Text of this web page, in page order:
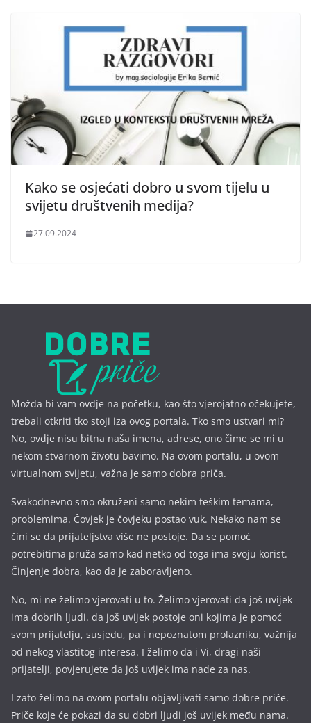
Kako se osjećati dobro u svom tijelu u
svijetu društvenih medija?
27.09.2024
Možda bi vam ovdje na početku, kao što vjerojatno očekujete,
trebali otkriti tko stoji iza ovog portala. Tko smo ustvari mi?
No, ovdje nisu bitna naša imena, adrese, ono čime se mi u
nekom stvarnom životu bavimo. Na ovom portalu, u ovom
virtualnom svijetu, važna je samo dobra priča.
Svakodnevno smo okruženi samo nekim teškim temama,
problemima. Čovjek je čovjeku postao vuk. Nekako nam se
čini se da prijateljstva više ne postoje. Da se pomoć
potrebitima pruža samo kad netko od toga ima svoju korist.
Činjenje dobra, kao da je zaboravljeno.
No, mi ne želimo vjerovati u to. Želimo vjerovati da još uvijek
ima dobrih ljudi. da još uvijek postoje oni kojima je pomoć
svom prijatelju, susjedu, pa i nepoznatom prolazniku, važnija
od nekog vlastitog interesa. I želimo da i Vi, dragi naši
prijatelji, povjerujete da još uvijek ima nade za nas.
I zato želimo na ovom portalu objavljivati samo dobre priče.
Priče koje će pokazi da su dobri ljudi još uvijek među nama.